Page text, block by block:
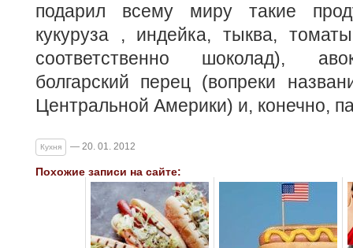
подарил всему миру такие
кукуруза , индейка, тыква,
соответственно шоколад),
болгарский перец (вопреки
Центральной Америки) и, конечно,
Кухня — 20. 01. 2012
Похожие записи на сайте: